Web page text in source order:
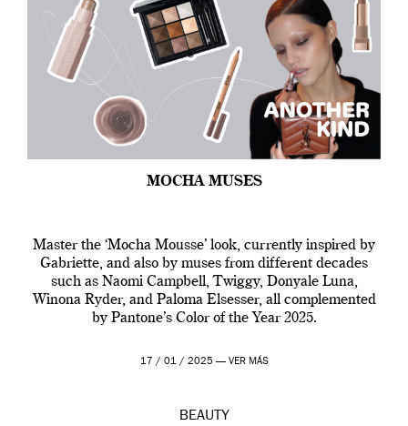
MOCHA MUSES
Master the ‘Mocha Mousse’ look, currently inspired by
Gabriette, and also by muses from different decades
such as Naomi Campbell, Twiggy, Donyale Luna,
Winona Ryder, and Paloma Elsesser, all complemented
by Pantone’s Color of the Year 2025.
17 / 01 / 2025 — VER MÁS
BEAUTY